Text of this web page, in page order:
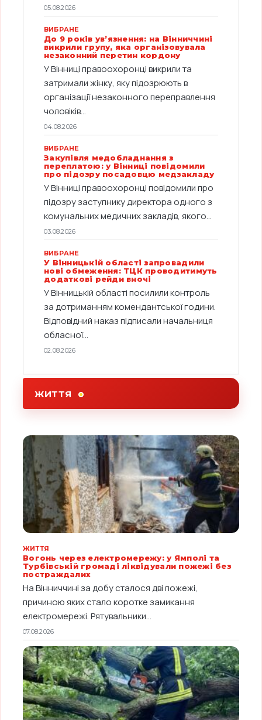
05.08.2026
ВИБРАНЕ
До 9 років ув’язнення: на Вінниччині
викрили групу, яка організовувала
незаконний перетин кордону
У Вінниці правоохоронці викрили та
затримали жінку, яку підозрюють в
організації незаконного переправлення
чоловіків...
04.08.2026
ВИБРАНЕ
Закупівля медобладнання з
переплатою: у Вінниці повідомили
про підозру посадовцю медзакладу
У Вінниці правоохоронці повідомили про
підозру заступнику директора одного з
комунальних медичних закладів, якого...
03.08.2026
ВИБРАНЕ
У Вінницькій області запровадили
нові обмеження: ТЦК проводитимуть
додаткові рейди вночі
У Вінницькій області посилили контроль
за дотриманням комендантської години.
Відповідний наказ підписали начальниця
обласної...
02.08.2026
ЖИТТЯ
ЖИТТЯ
Вогонь через електромережу: у Ямполі та
Турбівській громаді ліквідували пожежі без
постраждалих
На Вінниччині за добу сталося дві пожежі,
причиною яких стало коротке замикання
електромережі. Рятувальники...
07.08.2026